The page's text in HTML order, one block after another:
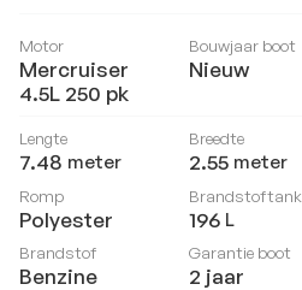
Motor
Mercruiser
4.5L 250 pk
Bouwjaar boot
Nieuw
Lengte
7.48 meter
Breedte
2.55 meter
Romp
Polyester
Brandstoftank
196 L
Brandstof
Benzine
Garantie boot
2 jaar